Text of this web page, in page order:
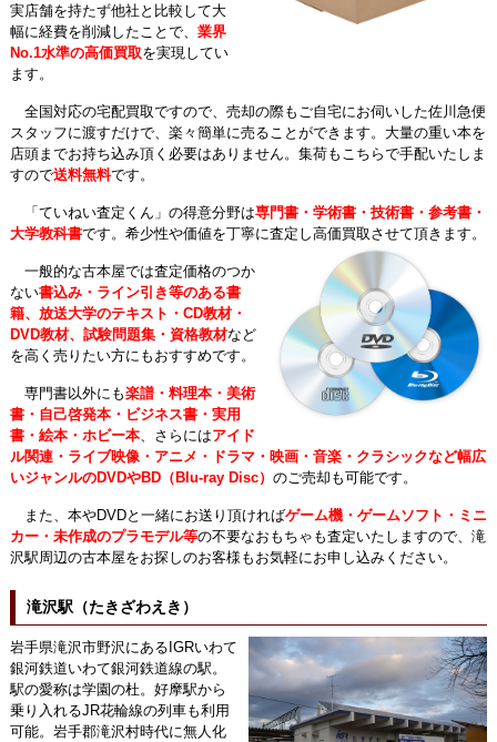
実店舗を持たず他社と比較して大
幅に経費を削減したことで、 業界
No.1水準の高価買取を実現してい
ます。
全国対応の宅配買取ですので、売却の際もご自宅にお伺いした佐川急便
スタッフに渡すだけで、楽々簡単に売ることができます。大量の重い本を
店頭までお持ち込み頂く必要はありません。集荷もこちらで手配いたしま
すので送料無料です。
「ていねい査定くん」の得意分野は専門書・学術書・技術書・参考書・
大学教科書です。希少性や価値を丁寧に査定し高価買取させて頂きます。
一般的な古本屋では査定価格のつか
ない書込み・ライン引き等のある書
籍、放送大学のテキスト・CD教材・
DVD教材、試験問題集・資格教材など
を高く売りたい方にもおすすめです。
専門書以外にも楽譜・料理本・美術
書・自己啓発本・ビジネス書・実用
書・絵本・ホビー本、さらにはアイド
ル関連・ライブ映像・アニメ・ドラマ・映画・音楽・クラシックなど幅広
いジャンルのDVDやBD（Blu-ray Disc） のご売却も可能です。
また、本やDVDと一緒にお送り頂ければゲーム機・ゲームソフト・ミニ
カー・未作成のプラモデル等の不要なおもちゃも査定いたしますので、滝
沢駅周辺の古本屋をお探しのお客様もお気軽にお申し込みください。
滝沢駅（たきざわえき）
岩手県滝沢市野沢にあるIGRいわて
銀河鉄道いわて銀河鉄道線の駅。
駅の愛称は学園の杜。好摩駅から
乗り入れるJR花輪線の列車も利用
可能。岩手郡滝沢村時代に無人化